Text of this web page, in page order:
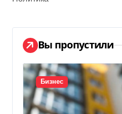
Вы пропустили
Бизнес